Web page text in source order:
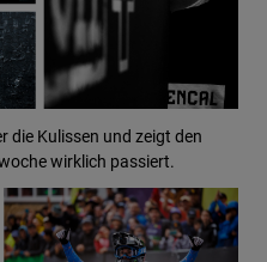
die Kulissen und zeigt den
wirklich passiert.